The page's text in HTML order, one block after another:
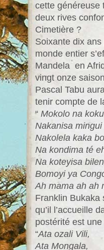
cette généreuse
deux rives
Cimetière ?
Soixante dix
monde entier
Mandela en
vingt onze
Pascal Tabu
tenir compte de
“ Mokolo na
Nakanisa
Nakolela kaka
Na kondima té
Na koteyisa
Bomoyi ya
Ah mama ah ah
Franklin Bukaka
qu’il l’accueille
postérité est
“Ata ozali Vili,
Ata Mongala,